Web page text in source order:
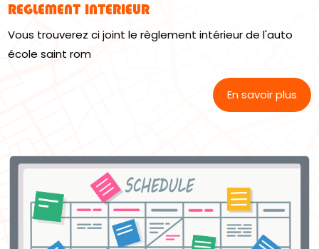
REGLEMENT INTERIEUR
Vous trouverez ci joint le règlement intérieur de l'auto
école saint rom
En savoir plus